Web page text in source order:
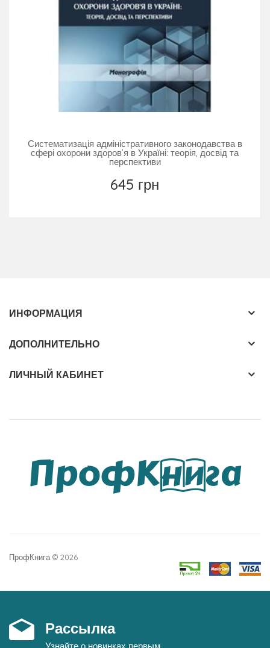
Систематизація адміністративного законодавства в
сфері охорони здоров’я в Україні: теорія, досвід та
перспективи
645 грн
ИНФОРМАЦИЯ
ДОПОЛНИТЕЛЬНО
ЛИЧНЫЙ КАБИНЕТ
ПрофКнига © 2026
Рассылка